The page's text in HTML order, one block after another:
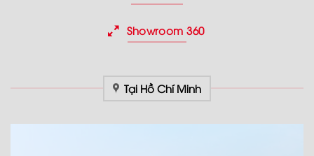
Showroom 360
Tại Hồ Chí Minh